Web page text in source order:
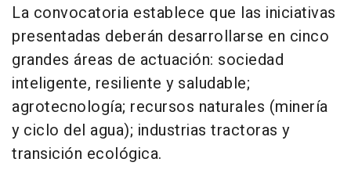
La convocatoria establece que las iniciativas
presentadas deberán desarrollarse en cinco
grandes áreas de actuación: sociedad
inteligente, resiliente y saludable;
agrotecnología; recursos naturales (minería
y ciclo del agua); industrias tractoras y
transición ecológica.